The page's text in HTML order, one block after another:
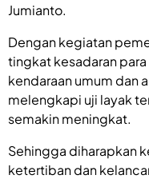
Jumianto.
Dengan kegiatan
tingkat kesadaran
kendaraan umum dan
melengkapi uji layak
semakin meningkat.
Sehingga diharapkan
ketertiban dan